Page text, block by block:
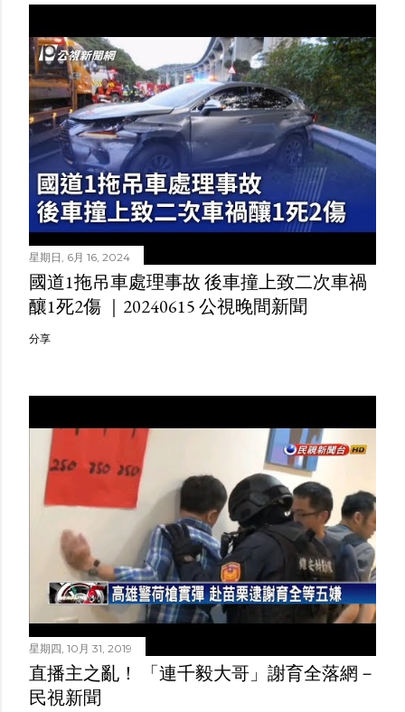
星期日, 6月 16, 2024
國道1拖吊車處理事故 後車撞上致二次車禍
釀1死2傷 ｜20240615 公視晚間新聞
分享
星期四, 10月 31, 2019
直播主之亂！ 「連千毅大哥」謝育全落網－
民視新聞